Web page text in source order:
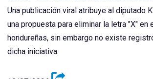
Una publicación viral atribuye al diputado
una propuesta para eliminar la letra "X" en
hondureñas, sin embargo no existe
dicha iniciativa.